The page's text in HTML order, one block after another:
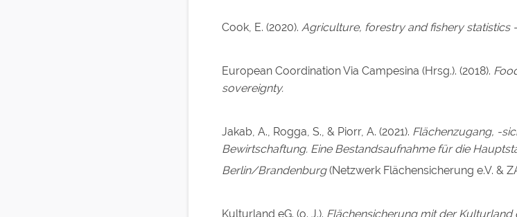
Cook, E. (2020). Agriculture, forestry and fishery statistics
European Coordination Via Campesina (Hrsg.). (2018).
sovereignty.
Jakab, A., Rogga, S., & Piorr, A. (2021). Flächenzugang, -
Bewirtschaftung. Eine Bestandsaufnahme für die
Berlin/Brandenburg(Netzwerk Flächensicherung e.V. &
Kulturland eG. (o. J.). Flächensicherung mit der Kulturland